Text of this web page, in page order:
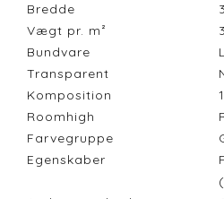
Bredde
Vægt pr. m²
Bundvare
Transparent
Komposition
Roomhigh
Farvegruppe
Egenskaber